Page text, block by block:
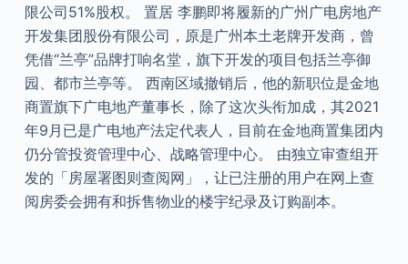
限公司51%股权。 置居 李鹏即将履新的广州广电房地产
开发集团股份有限公司，原是广州本土老牌开发商，曾
凭借“兰亭”品牌打响名堂，旗下开发的项目包括兰亭御
园、都市兰亭等。 西南区域撤销后，他的新职位是金地
商置旗下广电地产董事长，除了这次头衔加成，其2021
年9月已是广电地产法定代表人，目前在金地商置集团内
仍分管投资管理中心、战略管理中心。 由独立审查组开
发的「房屋署图则查阅网」，让已注册的用户在网上查
阅房委会拥有和拆售物业的楼宇纪录及订购副本。